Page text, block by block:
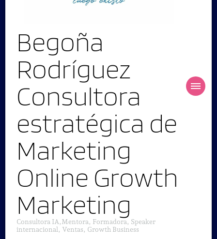
Begoña
Rodríguez
Consultora
estratégica de
Marketing
Online Growth
Marketing
Consultora IA,Mentora, Formadora, Speaker
internacional, Ventas, Growth Business